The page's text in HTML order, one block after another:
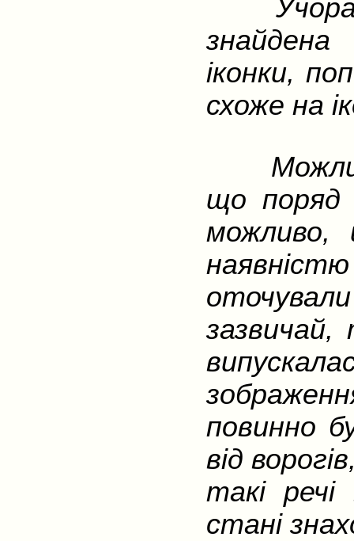
Учора
знайдена
іконки,
схоже на
що поряд
можливо,
наявністю
зазвичай,
повинно
від
такі
стані